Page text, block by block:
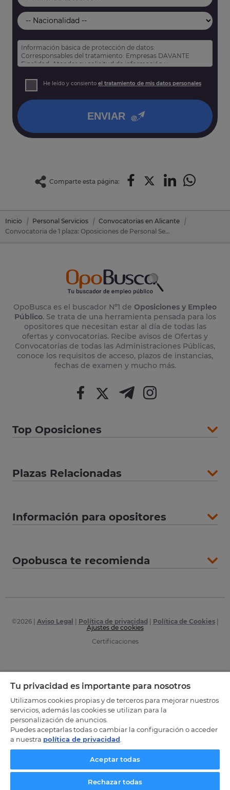
Información básica de protección de datos:
Corresponsables del tratamiento: Empresas DAVANTE
Finalidad: Atender su solicitud de información y
Derechos: Puede acceder, rectificar y suprimir sus datos,
así como otros derechos tal y como se explica en nuestra
He leído y consiento el tratamiento de mis datos personales
ENVIAR
Comparte esta página:
Inicio Personal Servicios
Convocatorias en Alicante
Convocatoria de 1 plaza: Oposiciones de Personal Servicios en Callosa D'en Sarrià (Alicante)
OpoBusca es el buscador Nº1 de Oposiciones y Empleo
Público. Se trata de una herramienta pensada para los
opositores que necesitan estar al día de todas las
ofertas y convocatorias. Recibe avisos de Ofertas y
Convocatorias de todas las Administraciones Públicas,
conoce los requisitos de acceso, plazos de instancias,
fechas de examen y mucho más.
Top Oposiciones
Plazas Relacionadas
Información para opositores
Opobusca te recomienda
©2026| Aviso Legal | Política de privacidad| Política de Cookies|
Ajustes de cookies
Certificaciones
Tu privacidad es importante para nosotros
Utilizamos cookies propias y de terceros para mejorar nuestros
servicios, además las cookies se utilizan para la
personalización de anuncios.
Puedes aceptarlas todas o cambiar la configuración o acceder
a nuestra política de privacidad
Aceptar todas
Rechazar todas